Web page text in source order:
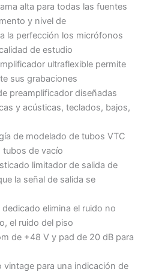
alta para todas las fuentes
y nivel de
la perfección los micrófonos
de estudio
ultraflexible permite
sus grabaciones
preamplificador diseñadas
y acústicas, teclados, bajos,
de modelado de tubos VTC
tubos de vacío
limitador de salida de
la señal de salida se
elimina el ruido no
el ruido del piso
de +48 V y pad de 20 dB para
vintage para una indicación de